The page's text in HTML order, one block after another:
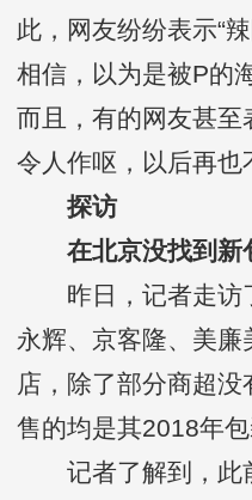
此，网友纷纷表示“
相信，以为是被P的
而且，有的网友甚至
令人作呕，以后再也
探访
在北京没找到新
昨日，记者走访
永辉、京客隆、美廉
店，除了部分商超
售的均是其2018年包
记者了解到，此